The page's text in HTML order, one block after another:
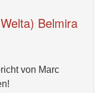
Belmira
von Marc